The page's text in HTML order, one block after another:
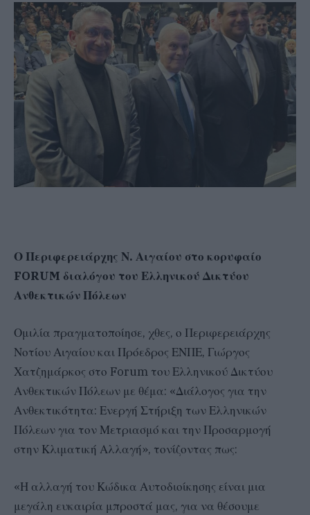
Ο Περιφερειάρχης Ν. Αιγαίου στο κορυφαίο
FORUM διαλόγου του Ελληνικού Δικτύου
Ανθεκτικών Πόλεων
Ομιλία πραγματοποίησε, χθες, ο Περιφερειάρχης
Νοτίου Αιγαίου και Πρόεδρος ΕΝΠΕ, Γιώργος
Χατζημάρκος στο Forum του Ελληνικού Δικτύου
Ανθεκτικών Πόλεων με θέμα: «Διάλογος για την
Ανθεκτικότητα: Ενεργή Στήριξη των Ελληνικών
Πόλεων για τον Μετριασμό και την Προσαρμογή
στην Κλιματική Αλλαγή», τονίζοντας πως:
«Η αλλαγή του Κώδικα Αυτοδιοίκησης είναι μια
μεγάλη ευκαιρία μπροστά μας, για να θέσουμε